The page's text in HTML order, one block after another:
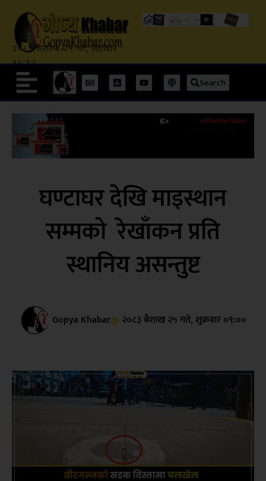
२०८३ श्रावण २१ गते, बिहीबार
१६:३२
Search
घण्टाघर देखि माइस्थान
सम्मको रेखाँकन प्रति
स्थानिय असन्तुष्ट
Gopya Khabar २०८३ बैशाख २५ गते, शुक्रबार ०९:००